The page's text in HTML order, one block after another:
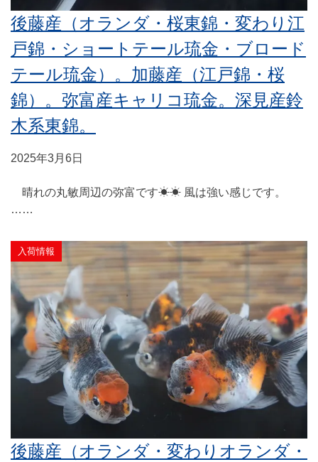
後藤産（オランダ・桜東錦・変わり江
戸錦・ショートテール琉金・ブロード
テール琉金）。加藤産（江戸錦・桜
錦）。弥富産キャリコ琉金。深見産鈴
木系東錦。
2025年3月6日
晴れの丸敏周辺の弥富です☀☀ 風は強い感じです。
……
入荷情報
後藤産（オランダ・変わりオランダ・